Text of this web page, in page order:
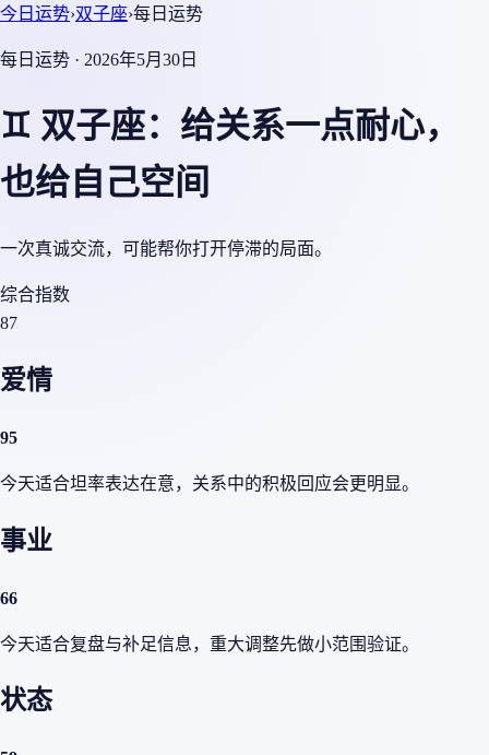
今日运势›双子座›每日运势
每日运势 · 2026年5月30日
♊ 双子座：给关系一点耐心，
也给自己空间
一次真诚交流，可能帮你打开停滞的局面。
综合指数
87
爱情
95
今天适合坦率表达在意，关系中的积极回应会更明显。
事业
66
今天适合复盘与补足信息，重大调整先做小范围验证。
状态